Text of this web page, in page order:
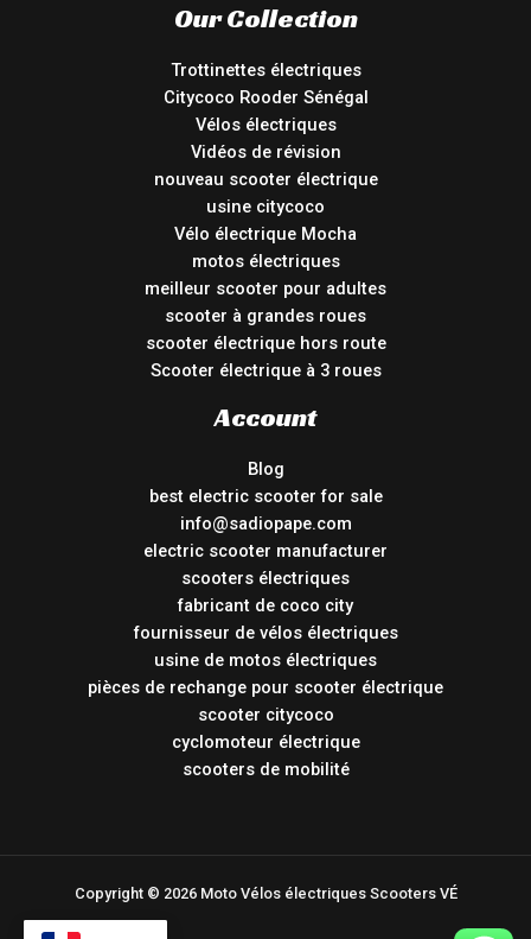
Our Collection
Trottinettes électriques
Citycoco Rooder Sénégal
Vélos électriques
Vidéos de révision
nouveau scooter électrique
usine citycoco
Vélo électrique Mocha
motos électriques
meilleur scooter pour adultes
scooter à grandes roues
scooter électrique hors route
Scooter électrique à 3 roues
Account
Blog
best electric scooter for sale
info@sadiopape.com
electric scooter manufacturer
scooters électriques
fabricant de coco city
fournisseur de vélos électriques
usine de motos électriques
pièces de rechange pour scooter électrique
scooter citycoco
cyclomoteur électrique
scooters de mobilité
Copyright © 2026 Moto Vélos électriques Scooters VÉ